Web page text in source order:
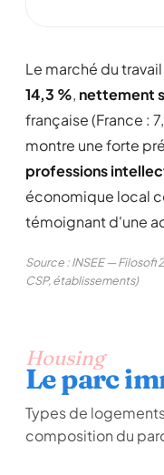
Le marché du
14,3 %, nettement
française (France :
montre une forte
professions
économique local
témoignant d'une
Source : INSEE —
CSP, établissements)
Housing
Le parc
Types de
composition du